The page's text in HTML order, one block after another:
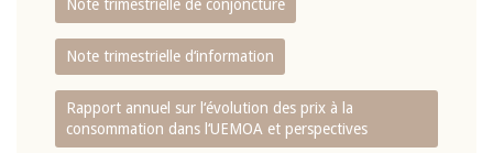
Note trimestrielle de conjoncture
Note trimestrielle d‘information
Rapport annuel sur l‘évolution des prix à la
consommation dans l‘UEMOA et perspectives